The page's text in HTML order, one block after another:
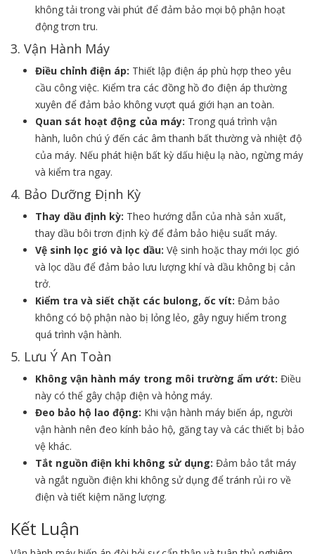
không tải trong vài phút để đảm bảo mọi bộ phận hoạt
động trơn tru.
3. Vận Hành Máy
Điều chỉnh điện áp: Thiết lập điện áp phù hợp theo yêu
cầu công việc. Kiểm tra các đồng hồ đo điện áp thường
xuyên để đảm bảo không vượt quá giới hạn an toàn.
Quan sát hoạt động của máy: Trong quá trình vận
hành, luôn chú ý đến các âm thanh bất thường và nhiệt độ
của máy. Nếu phát hiện bất kỳ dấu hiệu lạ nào, ngừng máy
và kiểm tra ngay.
4. Bảo Dưỡng Định Kỳ
Thay dầu định kỳ: Theo hướng dẫn của nhà sản xuất,
thay dầu bôi trơn định kỳ để đảm bảo hiệu suất máy.
Vệ sinh lọc gió và lọc dầu: Vệ sinh hoặc thay mới lọc gió
và lọc dầu để đảm bảo lưu lượng khí và dầu không bị cản
trở.
Kiểm tra và siết chặt các bulong, ốc vít: Đảm bảo
không có bộ phận nào bị lỏng lẻo, gây nguy hiểm trong
quá trình vận hành.
5. Lưu Ý An Toàn
Không vận hành máy trong môi trường ẩm ướt: Điều
này có thể gây chập điện và hỏng máy.
Đeo bảo hộ lao động: Khi vận hành máy biến áp, người
vận hành nên đeo kính bảo hộ, găng tay và các thiết bị bảo
vệ khác.
Tắt nguồn điện khi không sử dụng: Đảm bảo tắt máy
và ngắt nguồn điện khi không sử dụng để tránh rủi ro về
điện và tiết kiệm năng lượng.
Kết Luận